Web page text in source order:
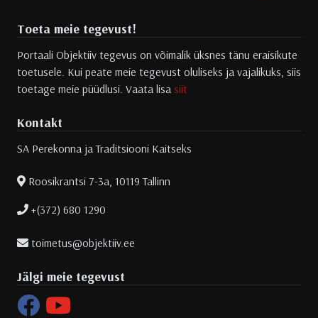
Toeta meie tegevust!
Portaali Objektiiv tegevus on võimalik üksnes tänu eraisikute
toetusele. Kui peate meie tegevust oluliseks ja vajalikuks, siis
toetage meie püüdlusi. Vaata lisa siit
Kontakt
SA Perekonna ja Traditsiooni Kaitseks
Roosikrantsi 7-3a, 10119 Tallinn
+(372) 680 1290
toimetus@objektiiv.ee
Jälgi meie tegevust